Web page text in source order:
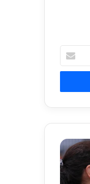
c
i
t
c
o
r
r
3
4
8
m